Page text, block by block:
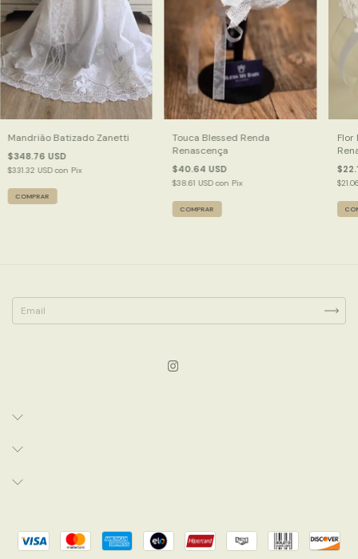
Mandrião Batizado Zanetti
$348.76 USD
$331.32 USDcon Pix
Touca Blessed Renda
Renascença
$40.64 USD
$38.61 USDcon Pix
COMPRAR
Flor